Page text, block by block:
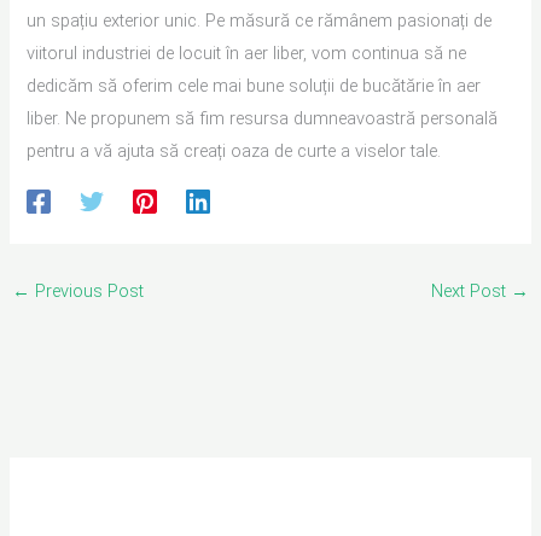
un spațiu exterior unic. Pe măsură ce rămânem pasionați de
viitorul industriei de locuit în aer liber, vom continua să ne
dedicăm să oferim cele mai bune soluții de bucătărie în aer
liber. Ne propunem să fim resursa dumneavoastră personală
pentru a vă ajuta să creați oaza de curte a viselor tale.
← Previous Post Next Post →